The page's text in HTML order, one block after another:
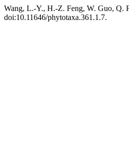
Wang, L.-Y., H.-Z. Feng, W. Guo, Q.
doi:10.11646/phytotaxa.361.1.7.